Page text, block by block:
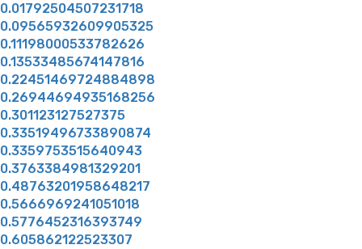
0.01792504507231718
0.09565932609905325
0.11198000533782626
0.13533485674147816
0.22451469724884898
0.26944694935168256
0.301123127527375
0.33519496733890874
0.3359753515640943
0.3763384981329201
0.48763201958648217
0.5666969241051018
0.5776452316393749
0.605862122523307